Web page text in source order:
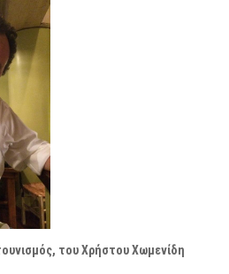
του Χρήστου Χωμενίδη